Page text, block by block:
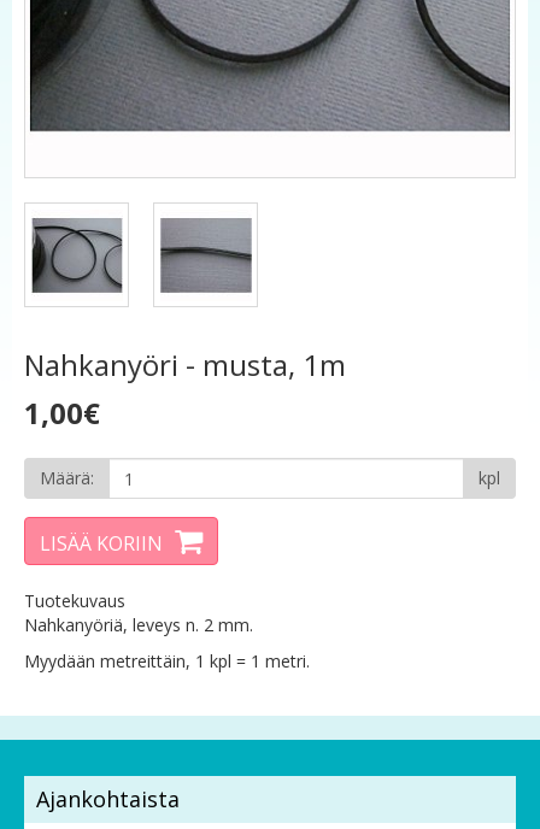
Nahkanyöri - musta, 1m
1,00€
Määrä: kpl
LISÄÄ KORIIN
Tuotekuvaus
Nahkanyöriä, leveys n. 2 mm.
Myydään metreittäin, 1 kpl = 1 metri.
Ajankohtaista